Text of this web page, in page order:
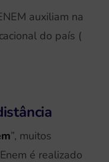
auxiliam na
do país (
”, muitos
é realizado